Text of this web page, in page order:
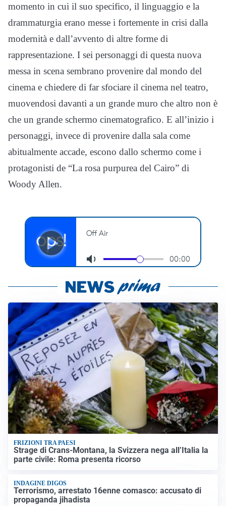
momento in cui il suo specifico, il linguaggio e la
drammaturgia erano messe i fortemente in crisi dalla
modernità e dall’avvento di altre forme di
rappresentazione. I sei personaggi di questa nuova
messa in scena sembrano provenire dal mondo del
cinema e chiedere di far sfociare il cinema nel teatro,
muovendosi davanti a un grande muro che altro non è
che un grande schermo cinematografico. E all’inizio i
personaggi, invece di provenire dalla sala come
abitualmente accade, escono dallo schermo come i
protagonisti de “La rosa purpurea del Cairo” di
Woody Allen.
FRIZIONI TRA PAESI
Strage di Crans-Montana, la Svizzera nega all’Italia la
parte civile: Roma presenta ricorso
INDAGINE DIGOS
Terrorismo, arrestato 16enne comasco: accusato di
propaganda jihadista